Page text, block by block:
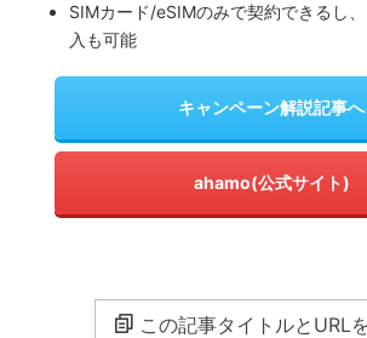
SIMカード/eSIMのみで契約できるし
入も可能
キャンペーン解説記事へ
ahamo(公式サイト)
この記事タイトルとURL